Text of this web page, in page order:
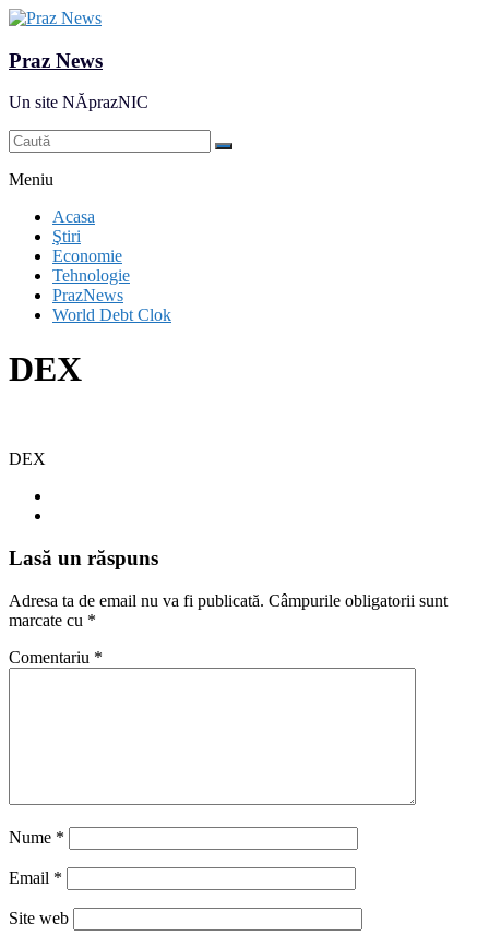
Praz News
Un site NĂprazNIC
Meniu
Acasa
Ştiri
Economie
Tehnologie
PrazNews
World Debt Clok
DEX
DEX
Lasă un răspuns
Adresa ta de email nu va fi publicată. Câmpurile obligatorii sunt
marcate cu *
Comentariu *
Nume *
Email *
Site web